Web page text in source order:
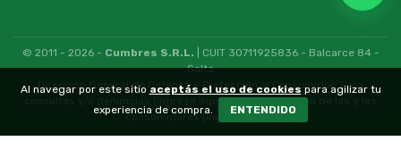
© 2011 - 2026 - Cumbres S.R.L. | CUIT 30711925836 - Balcarce 84 -
Salta
Dirección General de Defensa y Protección al Consumidor: Para
consultas y/o denuncias [ingrese aquí]| Nación: Defensa de las y los
consumidores[ingrese aquí].
Al navegar por este sitioaceptás el uso de cookiespara agilizar tu
experiencia de compra.
ENTENDIDO